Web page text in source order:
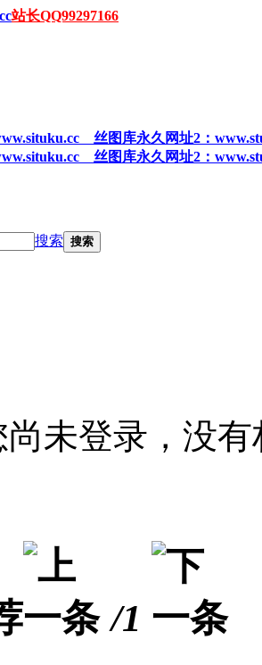
站长QQ99297166
丝图库永久网址2：
丝图库永久网址2：
搜索 搜索
未登录，没
/1